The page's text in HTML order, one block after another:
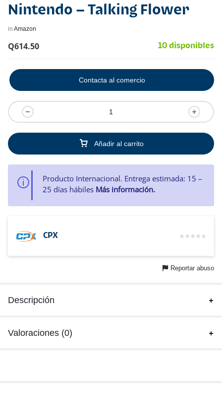
Nintendo – Talking Flower
in Amazon
Q614.50 10 disponibles
Añadir al carrito
Contacta al comercio
Producto Internacional. Entrega estimada: 15 –
25 días hábiles Más información.
CPX
Reportar abuso
Descripción
Valoraciones (0)